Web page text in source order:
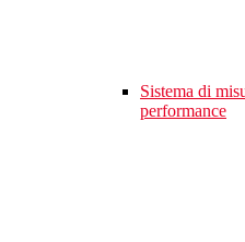
Sistema di
performance